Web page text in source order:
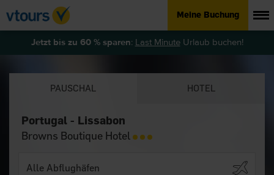
Meine Buchung
Jetzt bis zu 60 % sparen: Last MinuteUrlaub buchen!
PAUSCHAL HOTEL
Portugal - Lissabon
Browns Boutique Hotel